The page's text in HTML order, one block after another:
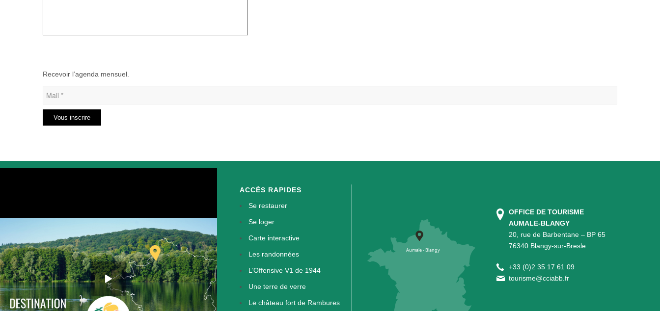
Recevoir l’agenda mensuel.
ACCÈS RAPIDES
Se restaurer
Se loger
Carte interactive
Les randonnées
L’Offensive V1 de 1944
Une terre de verre
Le château fort de Rambures
OFFICE DE TOURISME
AUMALE-BLANGY
20, rue de Barbentane – BP 65
76340 Blangy-sur-Bresle
+33 (0)2 35 17 61 09
tourisme@cciabb.fr